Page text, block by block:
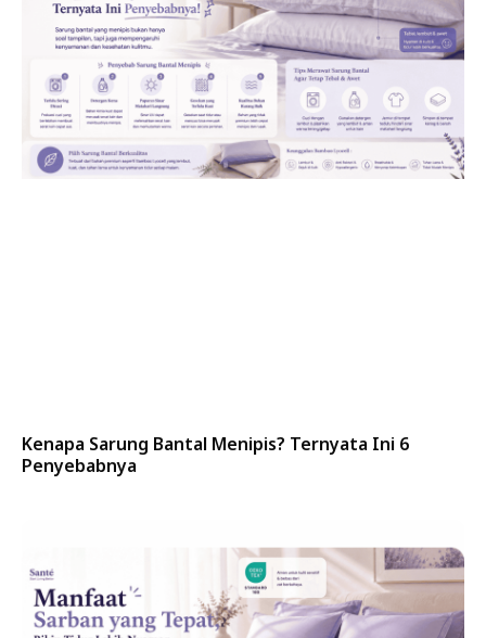
Kenapa Sarung Bantal Menipis? Ternyata Ini 6
Penyebabnya